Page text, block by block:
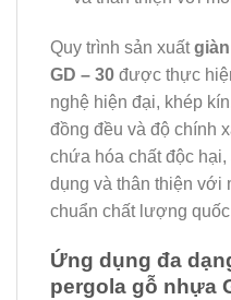
Quy trình sản xuất
GD – 30 được thực
nghệ hiện đại, khép
đồng đều và độ chính
chứa hóa chất độc
dụng và thân thiện với
chuẩn chất lượng quốc
Ứng dụng đa
pergola gỗ nhựa